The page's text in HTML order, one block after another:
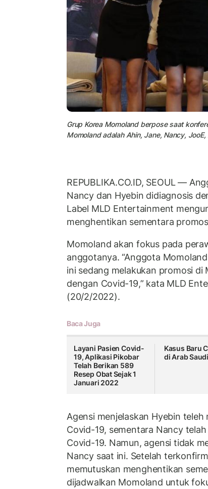
Grup Korea Momoland berpose saat
Momoland adalah Ahin, Jane, Nancy,
REPUBLIKA.CO.ID, SEOUL —
Nancy dan Hyebin didiagnosis
Label MLD Entertainment
menghentikan sementara
Momoland akan fokus pada
anggotanya. “Anggota
ini sedang melakukan promosi di
dengan Covid-19,” kata MLD
(20/2/2022).
Baca Juga
Layani Pasien Covid-
19, Aplikasi Pikobar
Telah Berikan 589
Resep Obat Sejak 1
Januari 2022
Kasus Baru
di Arab
Agensi menjelaskan Hyebin
Covid-19, sementara Nancy
Covid-19. Namun, agensi tidak
Nancy saat ini. Setelah
memutuskan menghentikan
dijadwalkan Momoland untuk